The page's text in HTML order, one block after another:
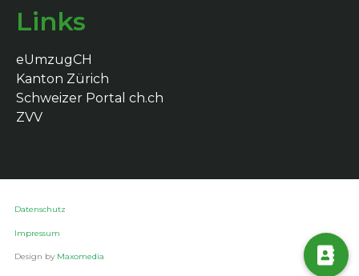
Links
eUmzugCH
Kanton Zürich
Schweizer Portal ch.ch
ZVV
Datenschutz
Impressum
Design by Maxomedia